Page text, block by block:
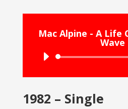
Mac Alpine - A Life
Wave
1982 – Single